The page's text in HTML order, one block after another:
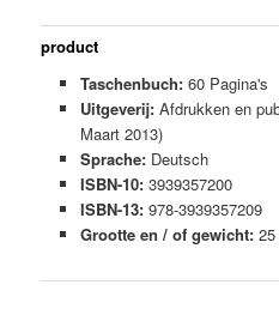
product
Taschenbuch:60 Pagina's
Uitgeverij:Afdrukken en
Maart 2013)
Sprache:Deutsch
ISBN-10:3939357200
ISBN-13:978-3939357209
Grootte en / of gewicht: